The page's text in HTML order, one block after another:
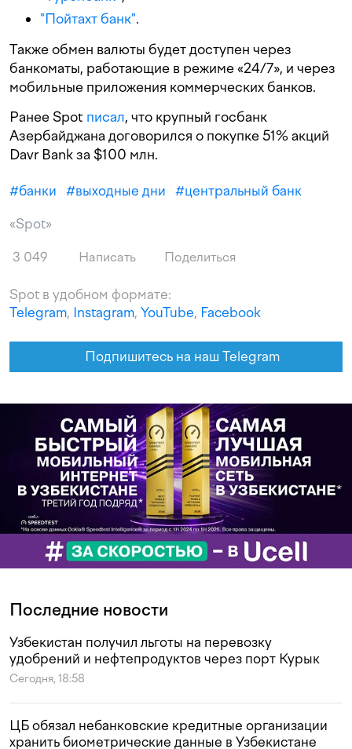
"Пойтахт банк".
Также обмен валюты будет доступен через
банкоматы, работающие в режиме «24/7», и через
мобильные приложения коммерческих банков.
Ранее Spot писал, что крупный госбанк
Азербайджана договорился о покупке 51% акций
Davr Bank за $100 млн.
#банки #выходные дни #центральный банк
«Spot»
3 049 Написать Поделиться
Spot в удобном формате:
Telegram, Instagram, YouTube, Facebook
Подпишитесь на наш Telegram
Последние новости
Узбекистан получил льготы на перевозку
удобрений и нефтепродуктов через порт Курык
Сегодня, 18:58
ЦБ обязал небанковские кредитные организации
хранить биометрические данные в Узбекистане